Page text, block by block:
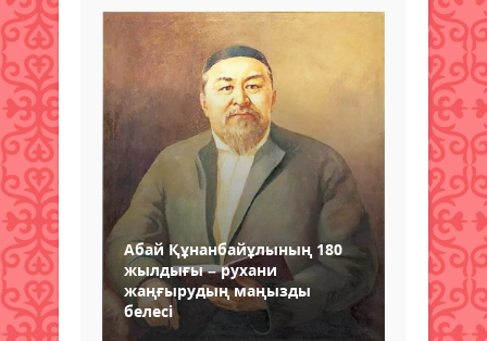
Абай Құнанбайұлының 180
жылдығы – рухани
жаңғырудың маңызды
белесі